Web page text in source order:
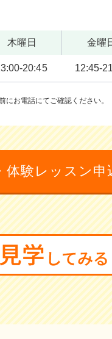
木曜日
20:45
金曜
12:45-
お電話にてご確認ください。
体験レッスン申